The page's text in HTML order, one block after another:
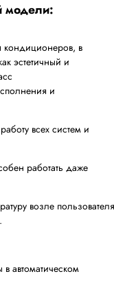
модели:
кондиционеров, в
эстетичный и
и
всех систем и
работать даже
возле
автоматическом